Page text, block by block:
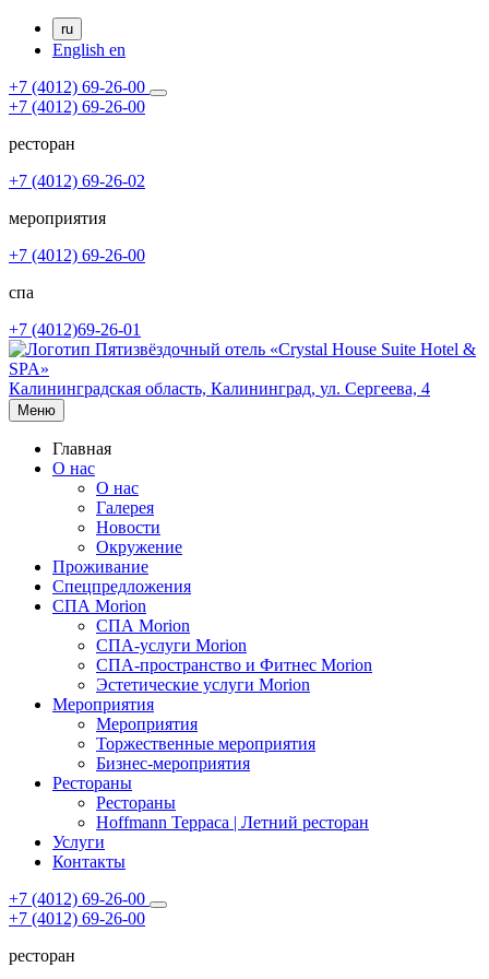
ru
English en
+7 (4012) 69-26-00
+7 (4012) 69-26-00
ресторан
+7 (4012) 69-26-02
мероприятия
+7 (4012) 69-26-00
спа
+7 (4012)69-26-01
Калининградская область, Калининград, ул. Сергеева, 4
Меню
Главная
О нас
О нас
Галерея
Новости
Окружение
Проживание
Спецпредложения
СПА Morion
СПА Morion
СПА-услуги Morion
СПА-пространство и Фитнес Morion
Эстетические услуги Morion
Мероприятия
Мероприятия
Торжественные мероприятия
Бизнес-мероприятия
Рестораны
Рестораны
Hoffmann Терраса | Летний ресторан
Услуги
Контакты
+7 (4012) 69-26-00
+7 (4012) 69-26-00
ресторан